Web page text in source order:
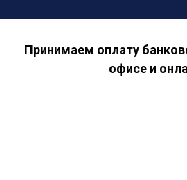
Принимаем оплату
офисе и